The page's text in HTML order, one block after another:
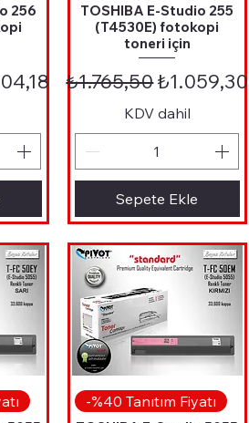
256
Fiyat
TOSHIBA E-Studio 255
(T4530E) fotokopi
toneri için
Normal Fiyat
₺1.765,50İndirimli
₺1.059,30
KDV dahil
Sepete Ekle
Hızlı Bakış
-%40 Tanıtım Fiyatı